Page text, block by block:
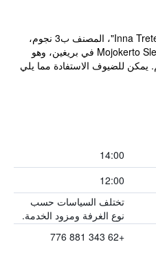
يقع مكان إقامة "Inna Tretes Hotel & Resort"، المصنف ب3 نجوم،
على بعد 44 كم من Mojokerto Sleeping Buddha في بريغين، وهو
للضيوف الاستفادة مما يلي
14:00
12:00
تختلف السياسات حسب
نوع الغرفة ومزود الخدمة.
+62 343 881 776